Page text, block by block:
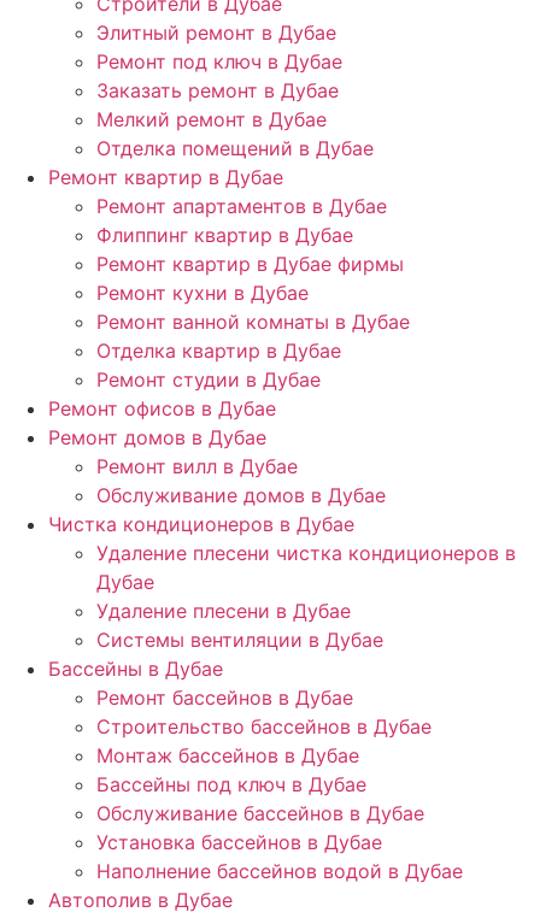
Элитный ремонт в Дубае
Ремонт под ключ в Дубае
Заказать ремонт в Дубае
Мелкий ремонт в Дубае
Отделка помещений в Дубае
Ремонт квартир в Дубае
Ремонт апартаментов в Дубае
Флиппинг квартир в Дубае
Ремонт квартир в Дубае фирмы
Ремонт кухни в Дубае
Ремонт ванной комнаты в Дубае
Отделка квартир в Дубае
Ремонт студии в Дубае
Ремонт офисов в Дубае
Ремонт домов в Дубае
Ремонт вилл в Дубае
Обслуживание домов в Дубае
Чистка кондиционеров в Дубае
Удаление плесени чистка кондиционеров в
Дубае
Удаление плесени в Дубае
Системы вентиляции в Дубае
Бассейны в Дубае
Ремонт бассейнов в Дубае
Строительство бассейнов в Дубае
Монтаж бассейнов в Дубае
Бассейны под ключ в Дубае
Обслуживание бассейнов в Дубае
Установка бассейнов в Дубае
Наполнение бассейнов водой в Дубае
Автополив в Дубае